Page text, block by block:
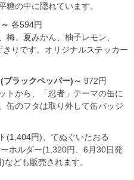
糖の中に隠れています。
各594円
、夏みかん、柚子レモン、
りです。オリジナルステッカー
ラックペッパー)～ 972円
トから、「忍者」テーマの缶に
缶のフタは取り外して缶バッジ
(1,404円)、てぬぐいたおる
ホルダー(1,320円、6月30日発
ども販売されます。